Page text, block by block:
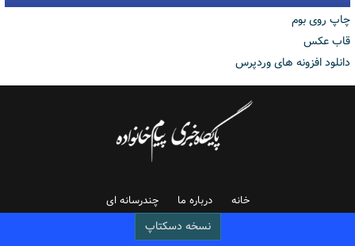
چاپ روی بوم
قاب عکس
دانلود افزونه های وردپرس
خانه درباره ما چندرسانه ای
نسخه دسکتاپ